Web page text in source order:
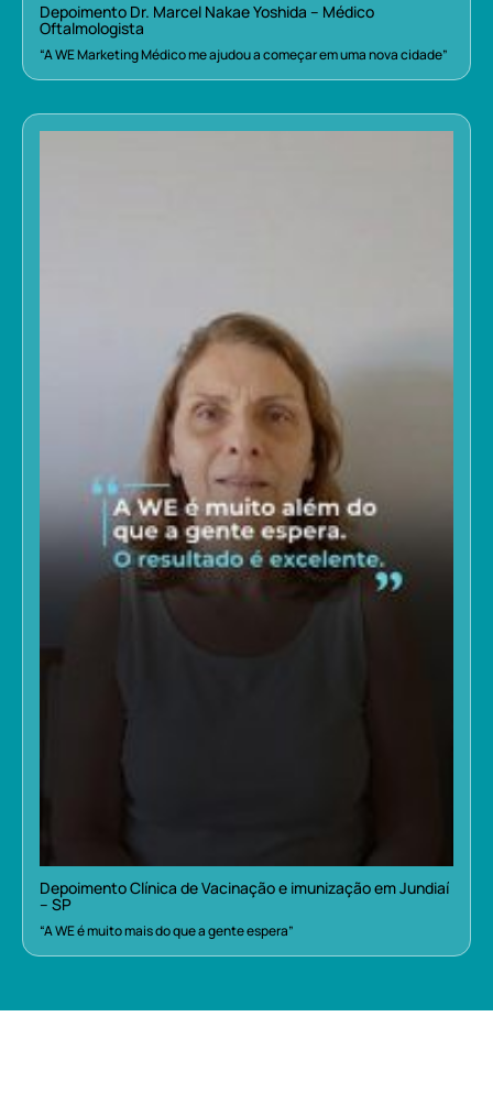
Depoimento Dr. Marcel Nakae Yoshida – Médico
Oftalmologista
“A WE Marketing Médico me ajudou a começar em uma nova cidade”
Depoimento Clínica de Vacinação e imunização em Jundiaí
– SP
“A WE é muito mais do que a gente espera”